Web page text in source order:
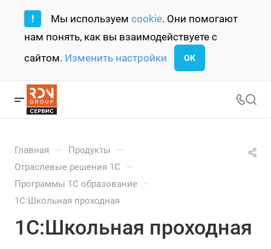
! Мы используем cookie. Они помогают
нам понять, как вы взаимодействуете с
сайтом. Изменить настройки ОК
Главная — Продукты —
Отраслевые решения 1С —
Программы 1С образование —
1С:Школьная проходная
1С:Школьная проходная